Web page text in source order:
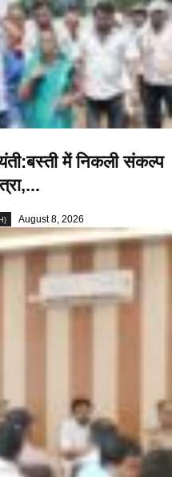
में निकली संकल्प
August 8, 2026